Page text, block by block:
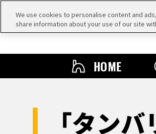
HOME
「タン
We use cookies to personalise content and
share information about your use of our site